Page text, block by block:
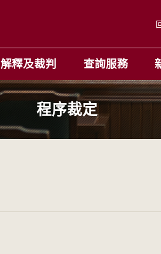
解釋及裁判 查詢服務
程序裁定